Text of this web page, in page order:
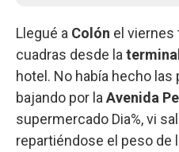
Llegué a Colón el viernes
cuadras desde la
hotel. No había hecho
bajando por la Avenida
supermercado Dia%, vi
repartiéndose el peso de